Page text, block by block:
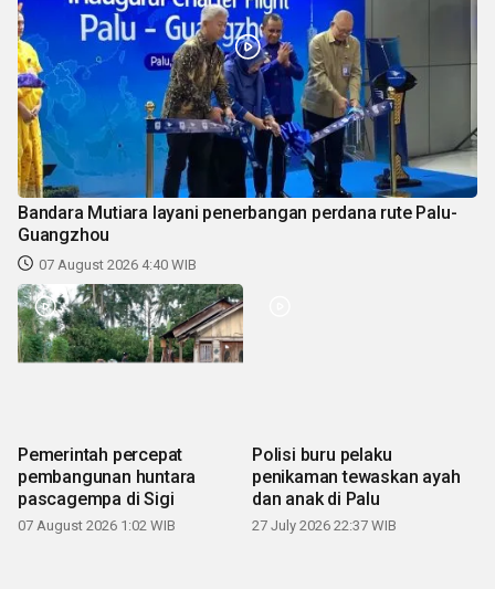
Bandara Mutiara layani penerbangan perdana rute Palu-
Guangzhou
07 August 2026 4:40 WIB
Pemerintah percepat
pembangunan huntara
pascagempa di Sigi
07 August 2026 1:02 WIB
Polisi buru pelaku
penikaman tewaskan ayah
dan anak di Palu
27 July 2026 22:37 WIB